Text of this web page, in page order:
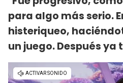
para algo más serio.
histeriqueo,
un juego. Después ya